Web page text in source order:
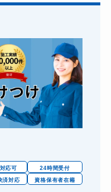
16,500円～(税込)
8,800円～(税込)
14,300円～(税込)
11,000円～(税込)
8,800円～(税込)
8,800円～(税込)
応可
24時間受付
済対応
資格保有者在籍